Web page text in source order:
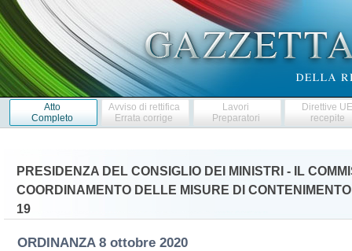
Atto
Completo
Avviso di rettifica
Errata corrige
Lavori
Preparatori
Direttive
recepite
PRESIDENZA DEL CONSIGLIO DEI MINISTRI - IL
COORDINAMENTO DELLE MISURE DI
19
ORDINANZA 8 ottobre 2020